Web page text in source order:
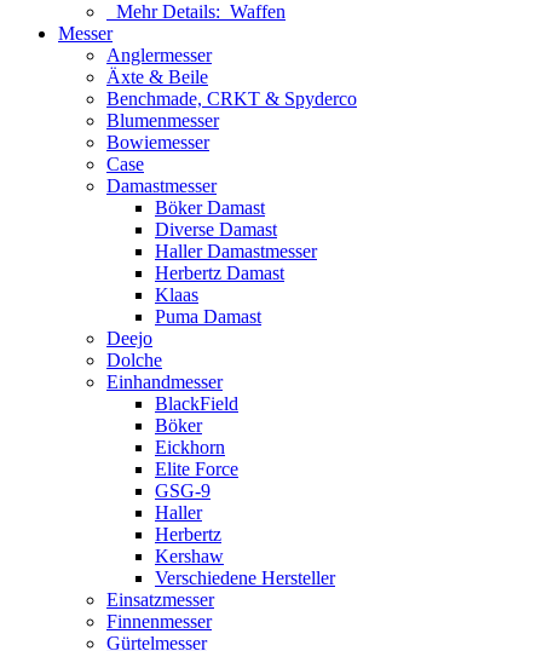
Mehr Details: Waffen
Messer
Anglermesser
Äxte & Beile
Benchmade, CRKT & Spyderco
Blumenmesser
Bowiemesser
Case
Damastmesser
Böker Damast
Diverse Damast
Haller Damastmesser
Herbertz Damast
Klaas
Puma Damast
Deejo
Dolche
Einhandmesser
BlackField
Böker
Eickhorn
Elite Force
GSG-9
Haller
Herbertz
Kershaw
Verschiedene Hersteller
Einsatzmesser
Finnenmesser
Gürtelmesser